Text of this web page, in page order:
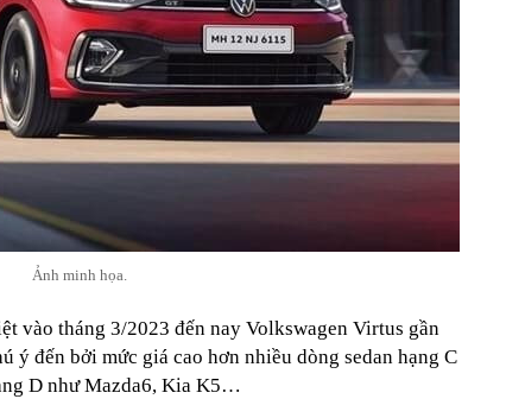
Ảnh minh họa.
vào tháng 3/2023 đến nay Volkswagen Virtus gần
ý đến bởi mức giá cao hơn nhiều dòng sedan hạng C
D như Mazda6, Kia K5…